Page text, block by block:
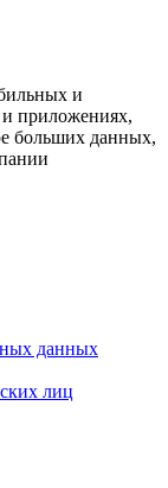
и
приложениях,
больших данных,
данных
лиц